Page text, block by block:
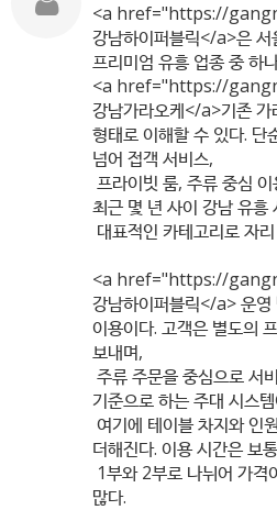
<a href="https://
강남하이퍼블릭</a>은 서
프리미엄 유흥 업종 중 하
<a href="https://
강남가라오케</a>기존 가
형태로 이해할 수 있다. 단
넘어 접객 서비스,
프라이빗 룸, 주류 중심
최근 몇 년 사이 강남 유흥
대표적인 카테고리로 자
<a href="https://
강남하이퍼블릭</a> 운영
이용이다. 고객은 별도의
보내며,
주류 주문을 중심으로 서
기준으로 하는 주대 시스
여기에 테이블 차지와 인
더해진다. 이용 시간은 보
1부와 2부로 나뉘어 가격
많다.